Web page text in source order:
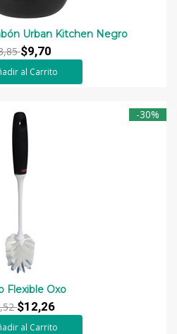
Urban Kitchen Negro
$9,70
al Carrito
-30%
Flexible Oxo
$12,26
al Carrito